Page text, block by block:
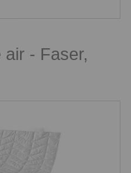
air - Faser,